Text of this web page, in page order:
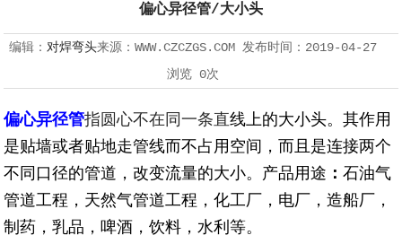
偏心异径管/大小头
编辑： 对焊弯头来源： WWW.CZCZGS.COM发布时间： 2019-04-27
浏览 0次
偏心异径管指圆心不在同一条直线上的大小头。其作用
是贴墙或者贴地走管线而不占用空间，而且是连接两个
不同口径的管道，改变流量的大小。产品用途 ：石油气
管道工程，天然气管道工程，化工厂，电厂，造船厂，
制药，乳品，啤酒，饮料，水利等。